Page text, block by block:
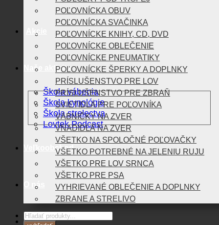
Akcie
Naše aktivity
Škola vábenia
Škola kynológie
Škola strelectva
Lovtek Podcast
Veľkoobchod
O nás
Blog
POĽOVNÍCKA OBUV
POĽOVNÍCKA SVAČINKA
POĽOVNÍCKE KNIHY, CD, DVD
POĽOVNÍCKE OBLEČENIE
POĽOVNÍCKE PNEUMATIKY
POĽOVNÍCKE ŠPERKY A DOPLNKY
PRÍSLUŠENSTVO PRE LOV
PRÍSLUŠENSTVO PRE ZBRAŇ
SVIETIDLÁ PRE POĽOVNÍKA
VÁBNIČKY NA ZVER
VNADIDLÁ NA ZVER
VŠETKO NA SPOLOČNÉ POĽOVAČKY
VŠETKO POTREBNÉ NA JELENIU RUJU
VŠETKO PRE LOV SRNCA
VŠETKO PRE PSA
VYHRIEVANÉ OBLEČENIE A DOPLNKY
ZBRANE A STRELIVO
Products